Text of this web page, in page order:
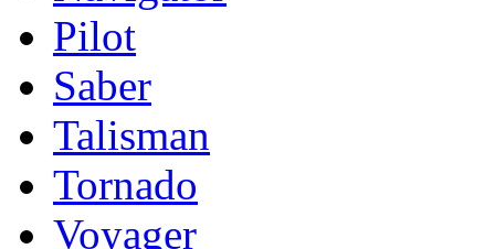
Pilot
Saber
Talisman
Tornado
Voyager